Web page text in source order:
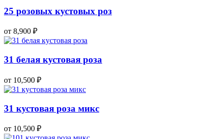
25 розовых кустовых роз
от 8,900 ₽
31 белая кустовая роза
от 10,500 ₽
31 кустовая роза микс
от 10,500 ₽